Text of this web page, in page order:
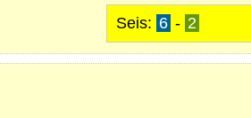
Seis: 6 - 2